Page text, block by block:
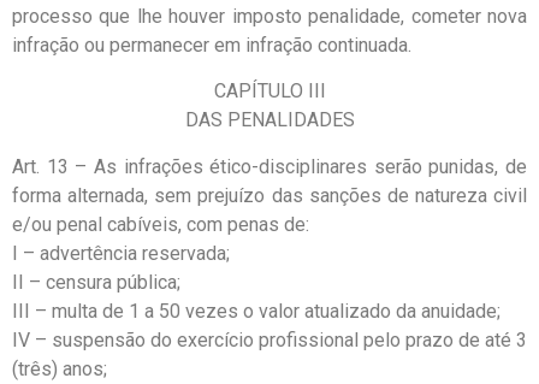
processo que lhe houver imposto penalidade, cometer nova
infração ou permanecer em infração continuada.
CAPÍTULO III
DAS PENALIDADES
Art. 13 – As infrações ético-disciplinares serão punidas, de
forma alternada, sem prejuízo das sanções de natureza civil
e/ou penal cabíveis, com penas de:
I – advertência reservada;
II – censura pública;
III – multa de 1 a 50 vezes o valor atualizado da anuidade;
IV – suspensão do exercício profissional pelo prazo de até 3
(três) anos;